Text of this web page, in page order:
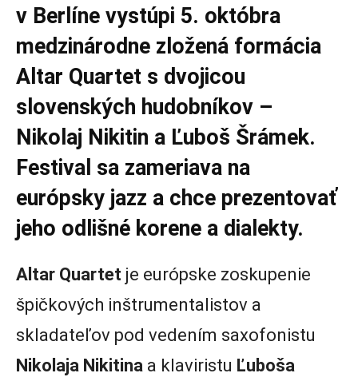
v Berlíne vystúpi 5. októbra
medzinárodne zložená formácia
Altar Quartet s dvojicou
slovenských hudobníkov –
Nikolaj Nikitin a Ľuboš Šrámek.
Festival sa zameriava na
európsky jazz a chce prezentovať
jeho odlišné korene a dialekty.
Altar Quartet je európske zoskupenie
špičkových inštrumentalistov a
skladateľov pod vedením saxofonistu
Nikolaja Nikitina a klaviristu Ľuboša